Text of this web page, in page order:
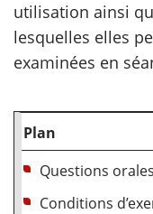
utilisation ainsi
lesquelles elles
examinées en
Plan
Questions orales
Conditions